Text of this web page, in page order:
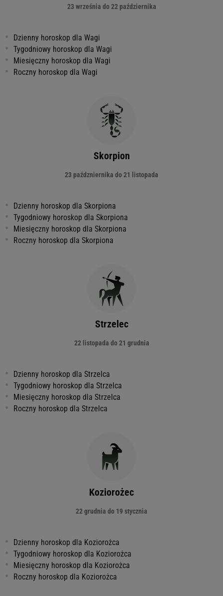
23 września do 22 października
Dzienny horoskop dla Wagi
Tygodniowy horoskop dla Wagi
Miesięczny horoskop dla Wagi
Roczny horoskop dla Wagi
Skorpion
23 paźdzniernika do 21 listopada
Dzienny horoskop dla Skorpiona
Tygodniowy horoskop dla Skorpiona
Miesięczny horoskop dla Skorpiona
Roczny horoskop dla Skorpiona
Strzelec
22 listopada do 21 grudnia
Dzienny horoskop dla Strzelca
Tygodniowy horoskop dla Strzelca
Miesięczny horoskop dla Strzelca
Roczny horoskop dla Strzelca
Koziorożec
22 grudnia do 19 stycznia
Dzienny horoskop dla Koziorożca
Tygodniowy horoskop dla Koziorożca
Miesięczny horoskop dla Koziorożca
Roczny horoskop dla Koziorożca